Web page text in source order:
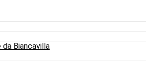
Biancavilla